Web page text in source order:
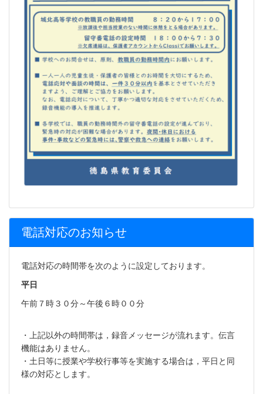
電話対応のお知らせ
電話対応の時間帯を次のように設定しております。
平日
午前７時３０分～午後６時００分
・上記以外の時間帯は，録音メッセージが流れます。伝言
機能はありません。
・土日等に授業や学校行事等を実施する場合は，平日と同
様の対応とします。